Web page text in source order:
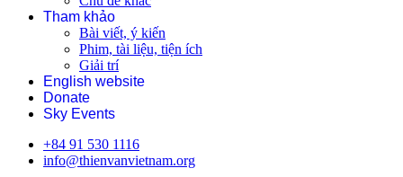
Tham khảo
Bài viết, ý kiến
Phim, tài liệu, tiện ích
Giải trí
English website
Donate
Sky Events
+84 91 530 1116
info@thienvanvietnam.org